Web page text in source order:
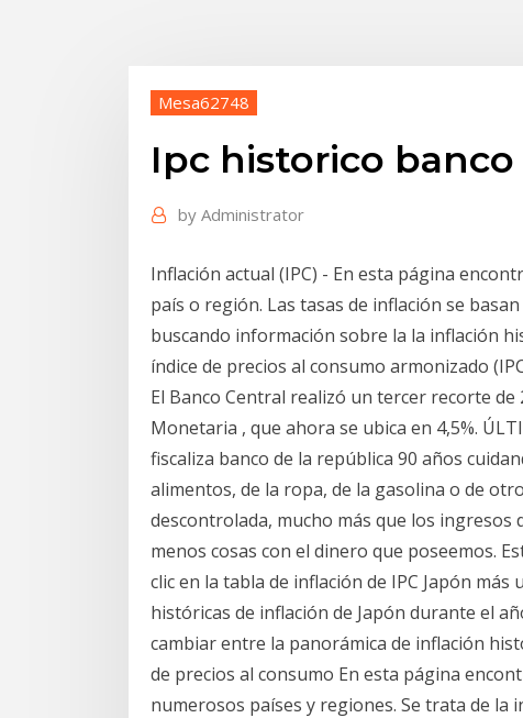
Mesa62748
Ipc historico
by Administrator
Inflación actual (IPC) - En esta página
país o región. Las tasas de inflación se
buscando información sobre la la inflación
índice de precios al consumo armonizado
El Banco Central realizó un tercer recorte
Monetaria , que ahora se ubica en 4,5%.
fiscaliza banco de la república 90 años
alimentos, de la ropa, de la gasolina o de
descontrolada, mucho más que los ingresos
menos cosas con el dinero que poseemos.
clic en la tabla de inflación de IPC Japón
históricas de inflación de Japón durante el
cambiar entre la panorámica de inflación
de precios al consumo En esta página
numerosos países y regiones. Se trata de la